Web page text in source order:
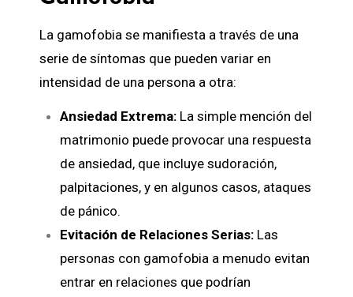
La gamofobia se manifiesta a través de una
serie de síntomas que pueden variar en
intensidad de una persona a otra:
Ansiedad Extrema: La simple mención del
matrimonio puede provocar una respuesta
de ansiedad, que incluye sudoración,
palpitaciones, y en algunos casos, ataques
de pánico.
Evitación de Relaciones Serias: Las
personas con gamofobia a menudo evitan
entrar en relaciones que podrían